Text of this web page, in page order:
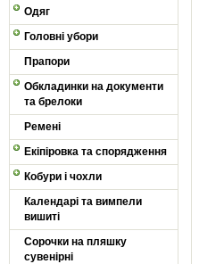
Одяг
Головні убори
Прапори
Обкладинки на документи
та брелоки
Ремені
Екіпіровка та спорядження
Кобури і чохли
Календарі та вимпели
вишиті
Сорочки на пляшку
сувенірні